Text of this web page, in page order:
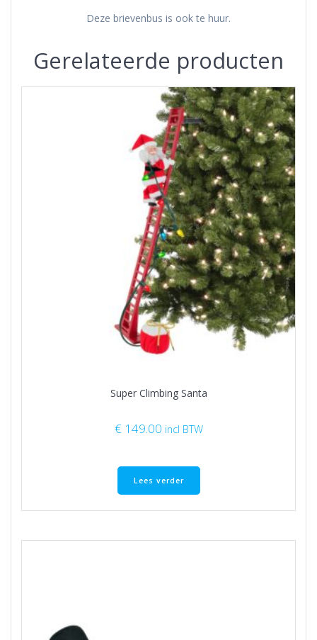
Deze brievenbus is ook te huur.
Gerelateerde producten
Super Climbing Santa
€ 149.00 incl BTW
Lees verder